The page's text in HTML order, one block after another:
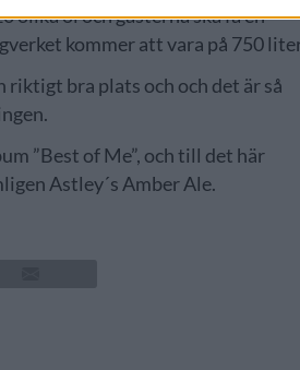
olika öl och gästerna ska få en
kommer att vara på 750
riktigt bra plats och och det är så
”Best of Me”, och till det här
Astley´s Amber Ale.